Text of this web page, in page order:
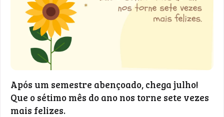
Após um semestre abençoado, chega julho!
Que o sétimo mês do ano nos torne sete vezes
mais felizes.